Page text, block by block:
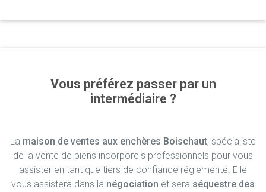
Vous préférez passer par un
intermédiaire ?
La maison de ventes aux enchères Boischaut, spécialiste
de la vente de biens incorporels professionnels pour vous
assister en tant que tiers de confiance réglementé. Elle
vous assistera dans la négociation et sera séquestre des